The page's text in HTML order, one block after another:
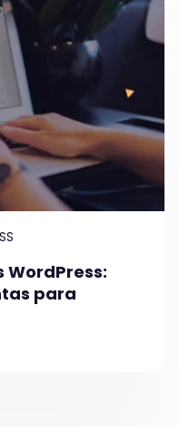
WordPress:
para